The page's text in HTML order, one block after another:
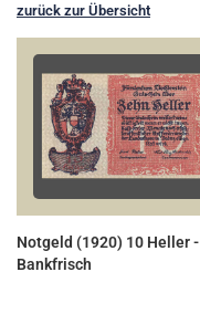
zurück zur Übersicht
Notgeld (1920) 10 Heller -
Bankfrisch